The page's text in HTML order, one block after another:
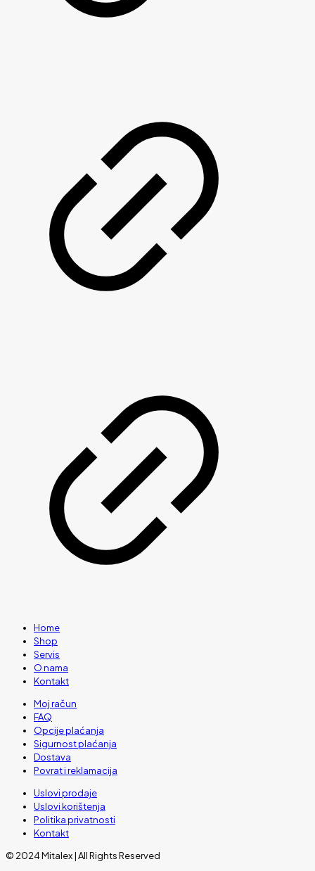
Home
Shop
Servis
O nama
Kontakt
Moj račun
FAQ
Opcije plaćanja
Sigurnost plaćanja
Dostava
Povrat i reklamacija
Uslovi prodaje
Uslovi korištenja
Politika privatnosti
Kontakt
© 2024 Mitalex | All Rights Reserved